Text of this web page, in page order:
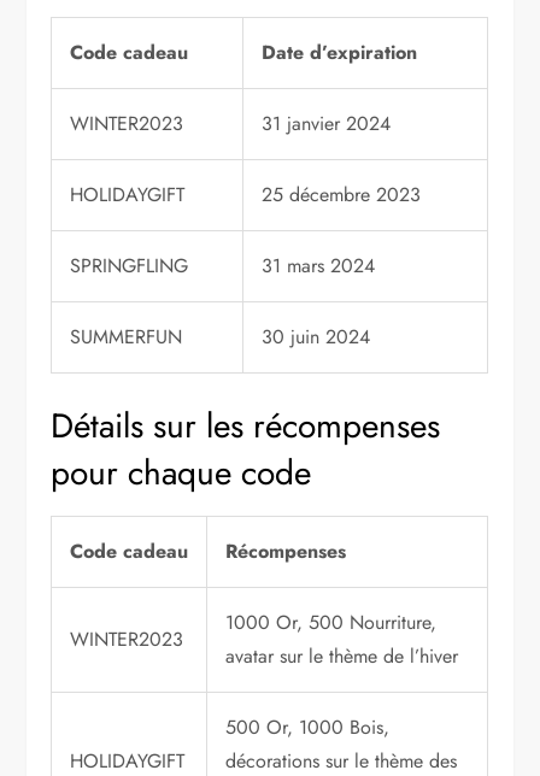
Code cadeau Date d’expiration
WINTER2023 31 janvier 2024
HOLIDAYGIFT 25 décembre 2023
SPRINGFLING 31 mars 2024
SUMMERFUN 30 juin 2024
Détails sur les récompenses
pour chaque code
Code cadeau Récompenses
WINTER2023
1000 Or, 500 Nourriture,
avatar sur le thème de l’hiver
HOLIDAYGIFT
500 Or, 1000 Bois,
décorations sur le thème des